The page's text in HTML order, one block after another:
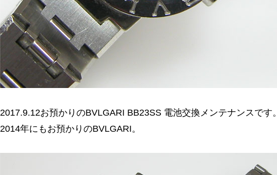
2017.9.12お預かりのBVLGARI BB23SS 電池交換メンテナンスです。
2014年にもお預かりのBVLGARI。